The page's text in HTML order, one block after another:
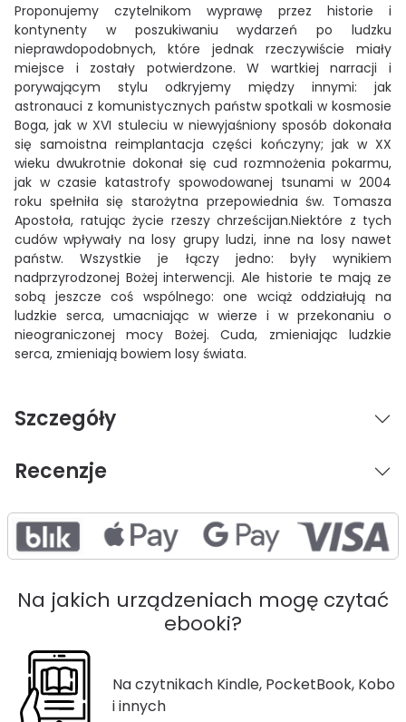
Proponujemy czytelnikom wyprawę przez historie i
kontynenty w poszukiwaniu wydarzeń po ludzku
nieprawdopodobnych, które jednak rzeczywiście miały
miejsce i zostały potwierdzone. W wartkiej narracji i
porywającym stylu odkryjemy między innymi: jak
astronauci z komunistycznych państw spotkali w kosmosie
Boga, jak w XVI stuleciu w niewyjaśniony sposób dokonała
się samoistna reimplantacja części kończyny; jak w XX
wieku dwukrotnie dokonał się cud rozmnożenia pokarmu,
jak w czasie katastrofy spowodowanej tsunami w 2004
roku spełniła się starożytna przepowiednia św. Tomasza
Apostoła, ratując życie rzeszy chrześcijan.Niektóre z tych
cudów wpływały na losy grupy ludzi, inne na losy nawet
państw. Wszystkie je łączy jedno: były wynikiem
nadprzyrodzonej Bożej interwencji. Ale historie te mają ze
sobą jeszcze coś wspólnego: one wciąż oddziałują na
ludzkie serca, umacniając w wierze i w przekonaniu o
nieograniczonej mocy Bożej. Cuda, zmieniając ludzkie
serca, zmieniają bowiem losy świata.
Szczegóły
Recenzje
Na jakich urządzeniach mogę czytać
ebooki?
Na czytnikach Kindle, PocketBook, Kobo
i innych